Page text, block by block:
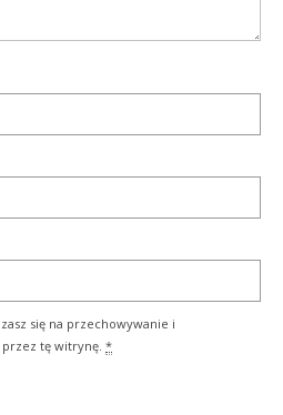
się na przechowywanie i
tę witrynę. *